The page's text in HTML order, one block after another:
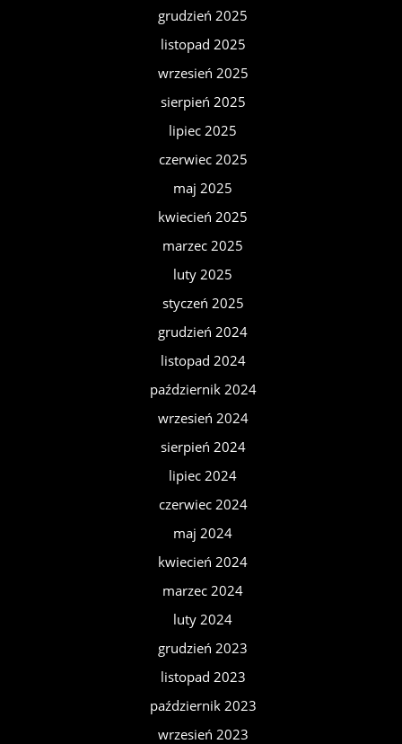
grudzień 2025
listopad 2025
wrzesień 2025
sierpień 2025
lipiec 2025
czerwiec 2025
maj 2025
kwiecień 2025
marzec 2025
luty 2025
styczeń 2025
grudzień 2024
listopad 2024
październik 2024
wrzesień 2024
sierpień 2024
lipiec 2024
czerwiec 2024
maj 2024
kwiecień 2024
marzec 2024
luty 2024
grudzień 2023
listopad 2023
październik 2023
wrzesień 2023